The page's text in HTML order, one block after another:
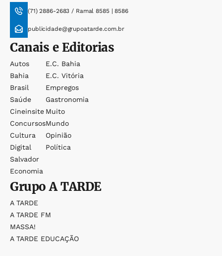
(71) 2886-2683 / Ramal 8585 | 8586
publicidade@grupoatarde.com.br
Canais e Editorias
Autos
Bahia
Brasil
Saúde
Cineinsite
Concursos
Cultura
Digital
Salvador
Economia
E.c. Bahia
E.c. Vitória
Empregos
Gastronomia
Muito
Mundo
Opinião
Política
GrupoA TARDE
A TARDE
A TARDE FM
MASSA!
A TARDE EDUCAÇÃO